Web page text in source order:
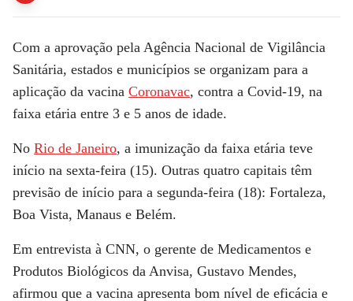
Com a aprovação pela Agência Nacional de Vigilância
Sanitária, estados e municípios se organizam para a
aplicação da vacina Coronavac, contra a Covid-19, na
faixa etária entre 3 e 5 anos de idade.
No Rio de Janeiro, a imunização da faixa etária teve
início na sexta-feira (15). Outras quatro capitais têm
previsão de início para a segunda-feira (18): Fortaleza,
Boa Vista, Manaus e Belém.
Em entrevista à CNN, o gerente de Medicamentos e
Produtos Biológicos da Anvisa, Gustavo Mendes,
afirmou que a vacina apresenta bom nível de eficácia e